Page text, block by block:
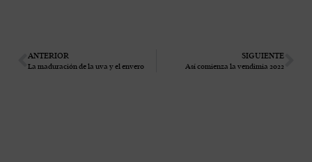
ANTERIOR
La maduración de la uva y el envero
SIGUIENTE
Así comienza la vendimia 2022